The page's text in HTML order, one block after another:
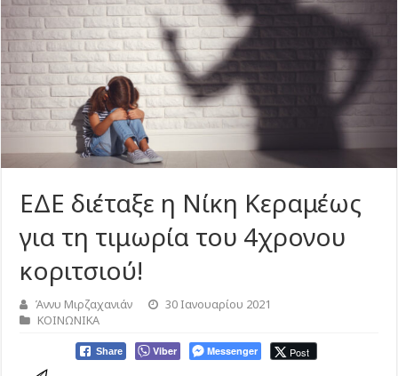
ΕΔΕ διέταξε η Νίκη Κεραμέως
για τη τιμωρία του 4χρονου
κοριτσιού!
Άννυ Μιρζαχανιάν
30 Ιανουαρίου 2021
ΚΟΙΝΩΝΙΚΑ
Share Viber Messenger Post